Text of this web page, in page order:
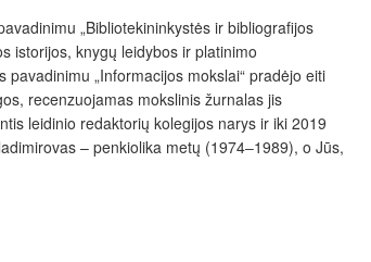
„Bibliotekininkystės ir bibliografijos
istorijos, knygų leidybos ir platinimo
„Informacijos mokslai“ pradėjo eiti
recenzuojamas mokslinis žurnalas jis
leidinio redaktorių kolegijos narys ir iki 2019
– penkiolika metų (1974‒1989), o Jūs,